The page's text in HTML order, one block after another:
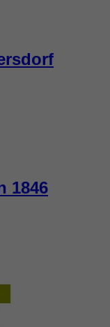
1846